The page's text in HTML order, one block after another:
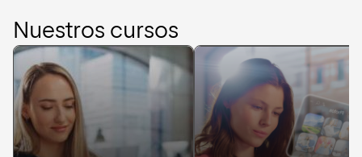
Nuestros cursos